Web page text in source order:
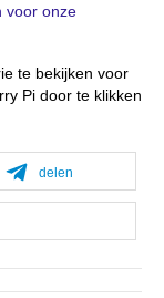
voor onze
te bekijken voor
Pi door te klikken
delen